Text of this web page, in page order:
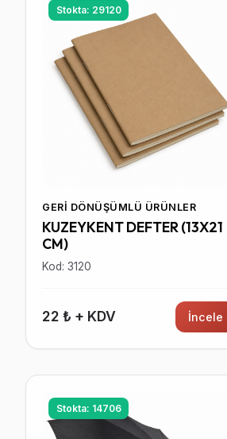
Stokta: 29120
GERI DÖNÜŞÜMLÜ ÜRÜNLER
KUZEYKENT DEFTER (13X21
CM)
Kod: 3120
22 ₺ + KDV İncele
Stokta: 14706